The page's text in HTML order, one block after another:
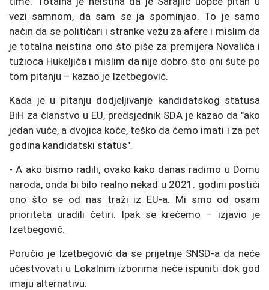
vezi samnom, da sam se ja spominjao. To je samo
način da se političari i stranke vežu za afere i mislim da
je totalna neistina ono što piše za premijera Novalića i
tužioca Hukeljića i mislim da nije dobro što oni šute po
tom pitanju – kazao je Izetbegović.
Kada je u pitanju dodjeljivanje kandidatskog statusa
BiH za članstvo u EU, predsjednik SDA je kazao da "ako
jedan vuče, a dvojica koče, teško da ćemo imati i za pet
godina kandidatski status".
- A ako bismo radili, ovako kako danas radimo u Domu
naroda, onda bi bilo realno nekad u 2021. godini postići
ono što se od nas traži iz EU-a. Mi smo od osam
prioriteta uradili četiri. Ipak se krećemo – izjavio je
Izetbegović.
Poručio je Izetbegović da se prijetnje SNSD-a da neće
učestvovati u Lokalnim izborima neće ispuniti dok god
imaju alternativu.